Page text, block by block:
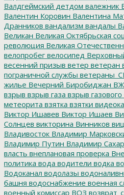
Валдгеймский детдом валежник
Валентин Коровин Валентина
Дранников вандализм вандалы
Великан Великая Октябрьская
революция Великая
велопробег велосипед
весенний призыв ветер ветеран
пограничной службы
жилье Вечерний Биробиджан
взрыв взрыв газа взрыв
метеорита взятка взятки
Виктор Ишавев Виктор Ишаев
Солнцев викторина Винников
Владивосток Владимир
Владимир Путин Владимир
власть внеплановая проверка
политика вода водители водка
Водоканал водолазы
башня водоснабжение военная
военный комиссар ВОЗ